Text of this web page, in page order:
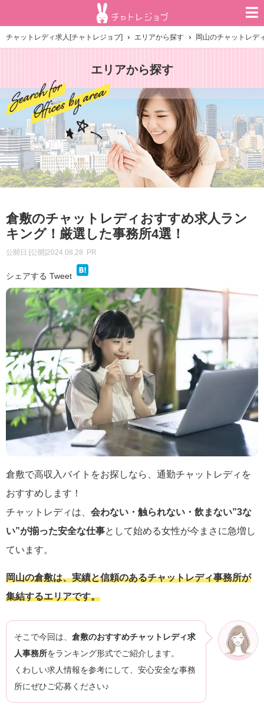
チャットレディ求人[チャトレジョブ] エリアから探す 岡山のチャットレデ
エリアから探す
倉敷のチャットレディおすすめ求人ラン
キング！厳選した事務所4選！
公開日: [公開]2024.08.28 PR
シェアする Tweet
倉敷で高収入バイトをお探しなら、通勤チャットレディを
おすすめします！
チャットレディは、 会わない・触られない・飲まない”3な
い”が揃った安全な仕事として始める女性が今まさに急増し
ています。
岡山の倉敷は、実績と信頼のあるチャットレディ事務所が
集結するエリアです。
そこで今回は、 倉敷のおすすめチャットレディ求
人事務所をランキング形式でご紹介します。
くわしい求人情報を参考にして、安心安全な事務
所にぜひご応募ください♪